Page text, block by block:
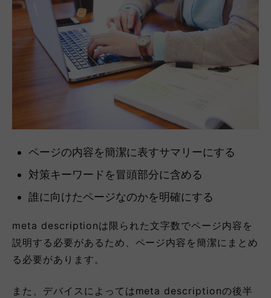
ページの内容を簡潔に表すサマリーにする
対策キーワードを冒頭部分に含める
誰に向けたページなのかを明確にする
meta descriptionは限られた文字数でページ内容を
説明する必要があるため、ページ内容を簡潔にまとめ
る必要があります。
また、デバイスによってはmeta descriptionの後半